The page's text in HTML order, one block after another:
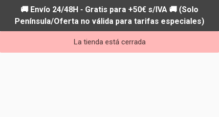
🚚 Envío 24/48H - Gratis para +50€ s/IVA 🚚 (Solo
Península/Oferta no válida para tarifas especiales)
La tienda está cerrada